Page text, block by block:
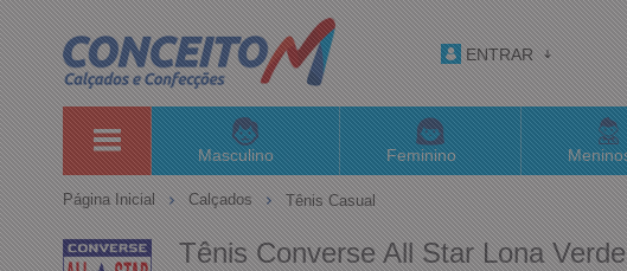
ENTRAR
Masculino Feminino
Página Inicial Calçados Tênis Casual
Tênis Converse All Star Lona